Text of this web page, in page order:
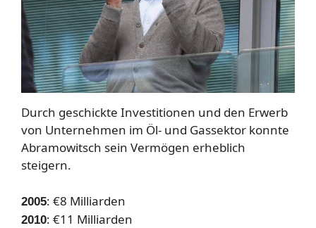
Durch geschickte Investitionen und den Erwerb
von Unternehmen im Öl- und Gassektor konnte
Abramowitsch sein Vermögen erheblich
steigern.
2005: €8 Milliarden
2010: €11 Milliarden